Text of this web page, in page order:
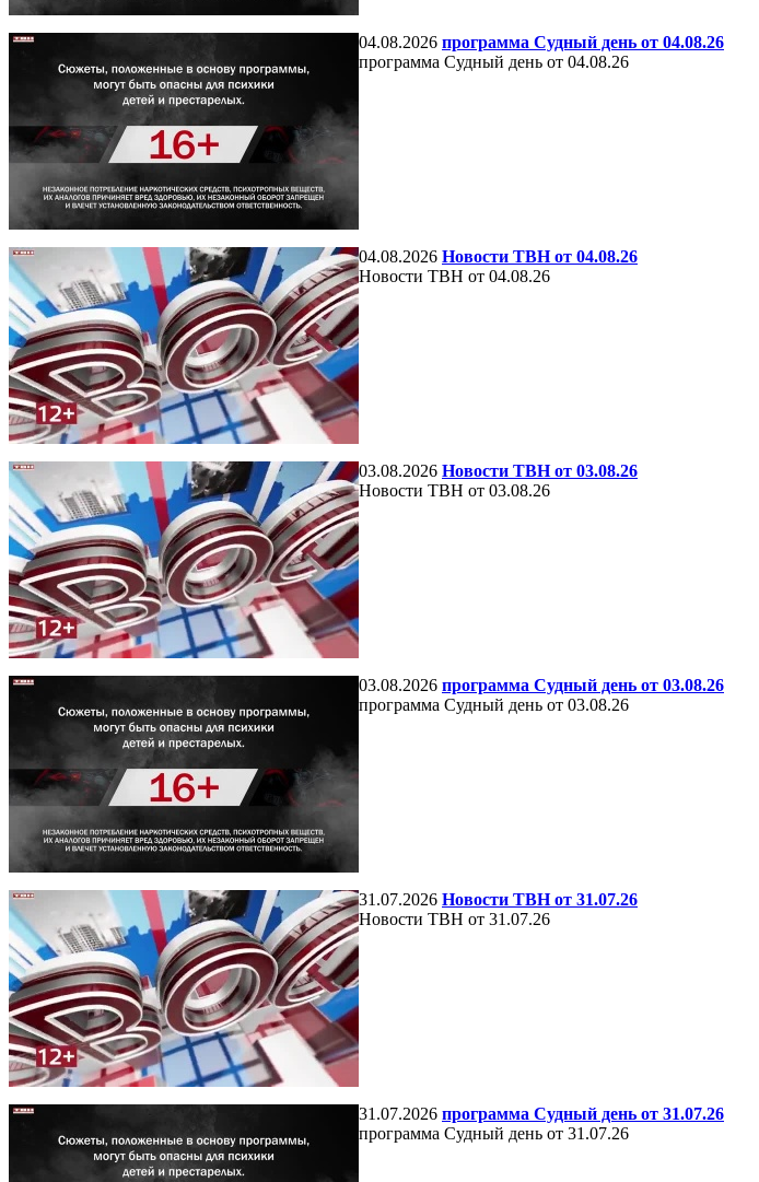
04.08.2026 программа Судный день от 04.08.26
программа Судный день от 04.08.26
04.08.2026 Новости ТВН от 04.08.26
Новости ТВН от 04.08.26
03.08.2026 Новости ТВН от 03.08.26
Новости ТВН от 03.08.26
03.08.2026 программа Судный день от 03.08.26
программа Судный день от 03.08.26
31.07.2026 Новости ТВН от 31.07.26
Новости ТВН от 31.07.26
31.07.2026 программа Судный день от 31.07.26
программа Судный день от 31.07.26